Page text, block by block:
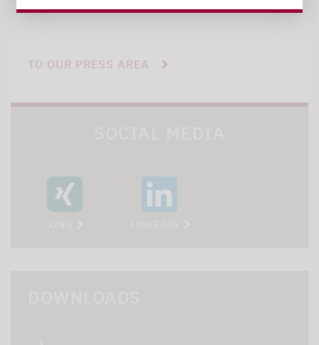
TO OUR PRESS AREA